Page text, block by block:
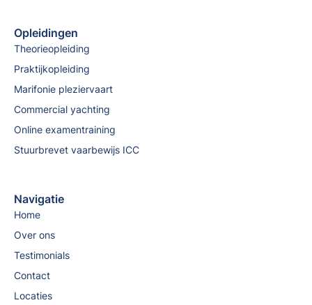
Opleidingen
Theorieopleiding
Praktijkopleiding
Marifonie pleziervaart
Commercial yachting
Online examentraining
Stuurbrevet vaarbewijs ICC
Navigatie
Home
Over ons
Testimonials
Contact
Locaties